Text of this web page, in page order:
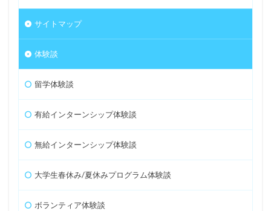
サイトマップ
体験談
留学体験談
有給インターンシップ体験談
無給インターンシップ体験談
大学生春休み/夏休みプログラム体験談
ボランティア体験談